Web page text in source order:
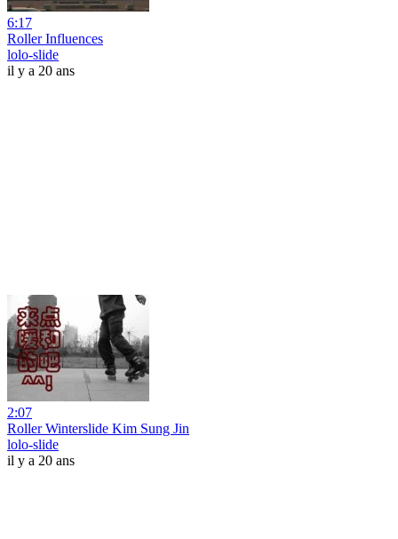
6:17
Roller Influences
lolo-slide
il y a 20 ans
2:07
Roller Winterslide Kim Sung Jin
lolo-slide
il y a 20 ans